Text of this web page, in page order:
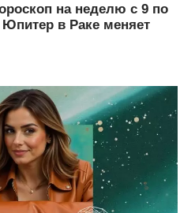
на неделю с 9 по
в Раке меняет